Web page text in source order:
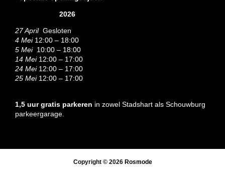
2026
27 AprilGesloten
4 Mei12:00 – 18:00
5 Mei10:00 – 18:00
14 Mei12:00 – 17:00
24 Mei12:00 – 17:00
25 Mei 12:00 – 17:00
1,5 uur gratis parkeren in zowel Stadshart als Schouwburg
parkeergarage.
Copyright © 2026 Rosmode